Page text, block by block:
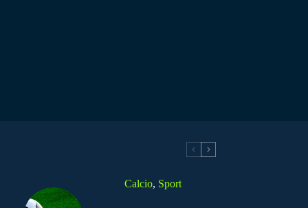
Calcio, Sport